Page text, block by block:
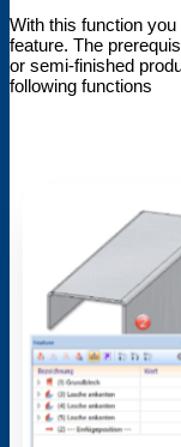
With this function
feature. The
or semi-finished
following functions